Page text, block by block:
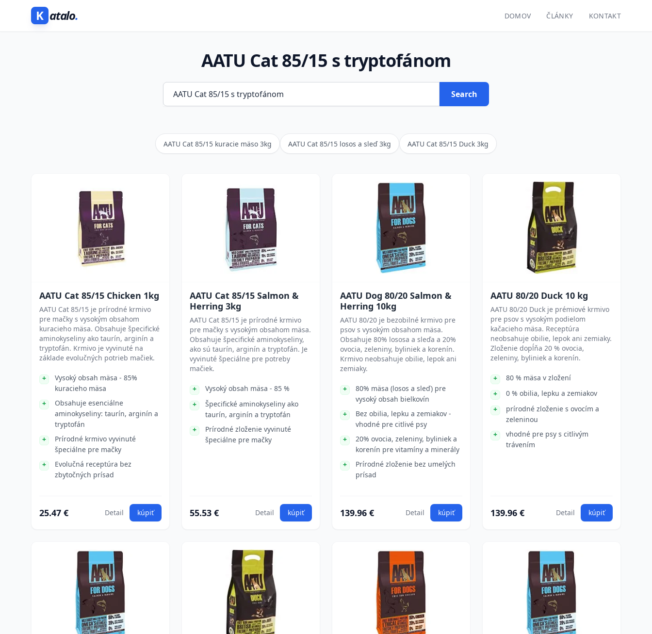
K atalo. DOMOV ČLÁNKY KONTAKT
AATU Cat 85/15 s tryptofánom
Search
AATU Cat 85/15 kuracie mäso 3kg AATU Cat 85/15 losos a sleď 3kg AATU Cat 85/15 Duck 3kg
AATU Cat 85/15 Chicken 1kg
AATU Cat 85/15 je prírodné krmivo
pre mačky s vysokým obsahom
kuracieho mäsa. Obsahuje špecifické
aminokyseliny ako taurín, arginín a
tryptofán. Krmivo je vyvinuté na
základe evolučných potrieb mačiek.
Vysoký obsah mäsa - 85%
kuracieho mäsa
Obsahuje esenciálne
aminokyseliny: taurín, arginín a
tryptofán
Prírodné krmivo vyvinuté
špeciálne pre mačky
Evolučná receptúra bez
zbytočných prísad
25.47 € Detail kúpiť
AATU Cat 85/15 Salmon &
Herring 3kg
AATU Cat 85/15 je prírodné krmivo
pre mačky s vysokým obsahom mäsa.
Obsahuje špecifické aminokyseliny,
ako sú taurín, arginín a tryptofán. Je
vyvinuté špeciálne pre potreby
mačiek.
Vysoký obsah mäsa - 85 %
Špecifické aminokyseliny ako
taurín, arginín a tryptofán
Prírodné zloženie vyvinuté
špeciálne pre mačky
55.53 € Detail kúpiť
AATU Dog 80/20 Salmon &
Herring 10kg
AATU 80/20 je bezobilné krmivo pre
psov s vysokým obsahom mäsa.
Obsahuje 80% lososa a sleďa a 20%
ovocia, zeleniny, byliniek a korenín.
Krmivo neobsahuje obilie, lepok ani
zemiaky.
80% mäsa (losos a sleď) pre
vysoký obsah bielkovín
Bez obilia, lepku a zemiakov -
vhodné pre citlivé psy
20% ovocia, zeleniny, byliniek a
korenín pre vitamíny a minerály
Prírodné zloženie bez umelých
prísad
139.96 € Detail kúpiť
AATU 80/20 Duck 10 kg
AATU 80/20 Duck je prémiové krmivo
pre psov s vysokým podielom
kačacieho mäsa. Receptúra
neobsahuje obilie, lepok ani zemiaky.
Zloženie dopĺňa 20 % ovocia,
zeleniny, byliniek a korenín.
80 % mäsa v zložení
0 % obilia, lepku a zemiakov
prírodné zloženie s ovocím a
zeleninou
vhodné pre psy s citlivým
trávením
139.96 € Detail kúpiť